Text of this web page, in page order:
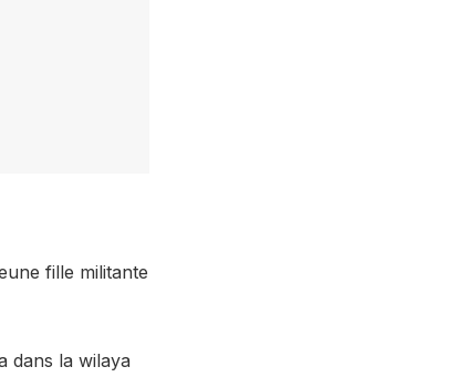
fille militante
dans la wilaya